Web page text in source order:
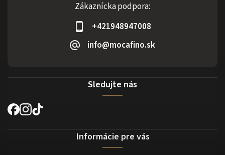
Zákaznícka podpora:
+421948947008
info@mocafino.sk
Sledujte nás
Informácie pre vás